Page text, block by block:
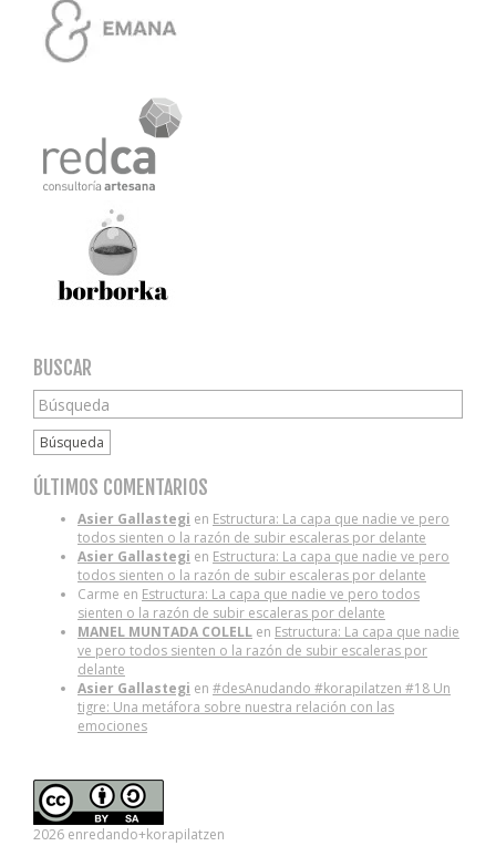
BUSCAR
Búsqueda
ÚLTIMOS COMENTARIOS
Asier Gallastegi en Estructura: La capa que nadie ve pero
todos sienten o la razón de subir escaleras por delante
Asier Gallastegi en Estructura: La capa que nadie ve pero
todos sienten o la razón de subir escaleras por delante
Carme en Estructura: La capa que nadie ve pero todos
sienten o la razón de subir escaleras por delante
MANEL MUNTADA COLELL en Estructura: La capa que nadie
ve pero todos sienten o la razón de subir escaleras por
delante
Asier Gallastegi en #desAnudando #korapilatzen #18 Un
tigre: Una metáfora sobre nuestra relación con las
emociones
2026 enredando+korapilatzen